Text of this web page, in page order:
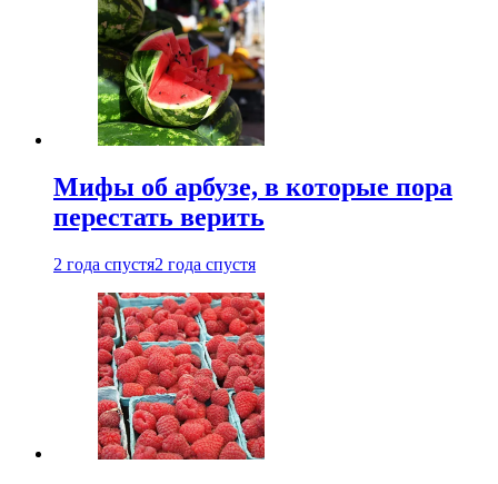
Мифы об арбузе, в которые пора
перестать верить
2 года спустя2 года спустя